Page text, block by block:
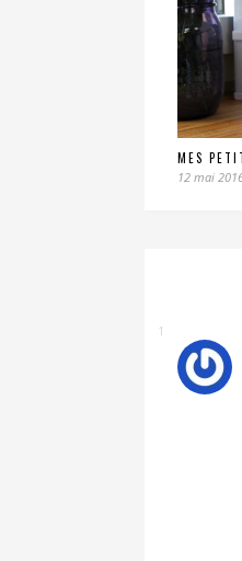
MES
12 mai